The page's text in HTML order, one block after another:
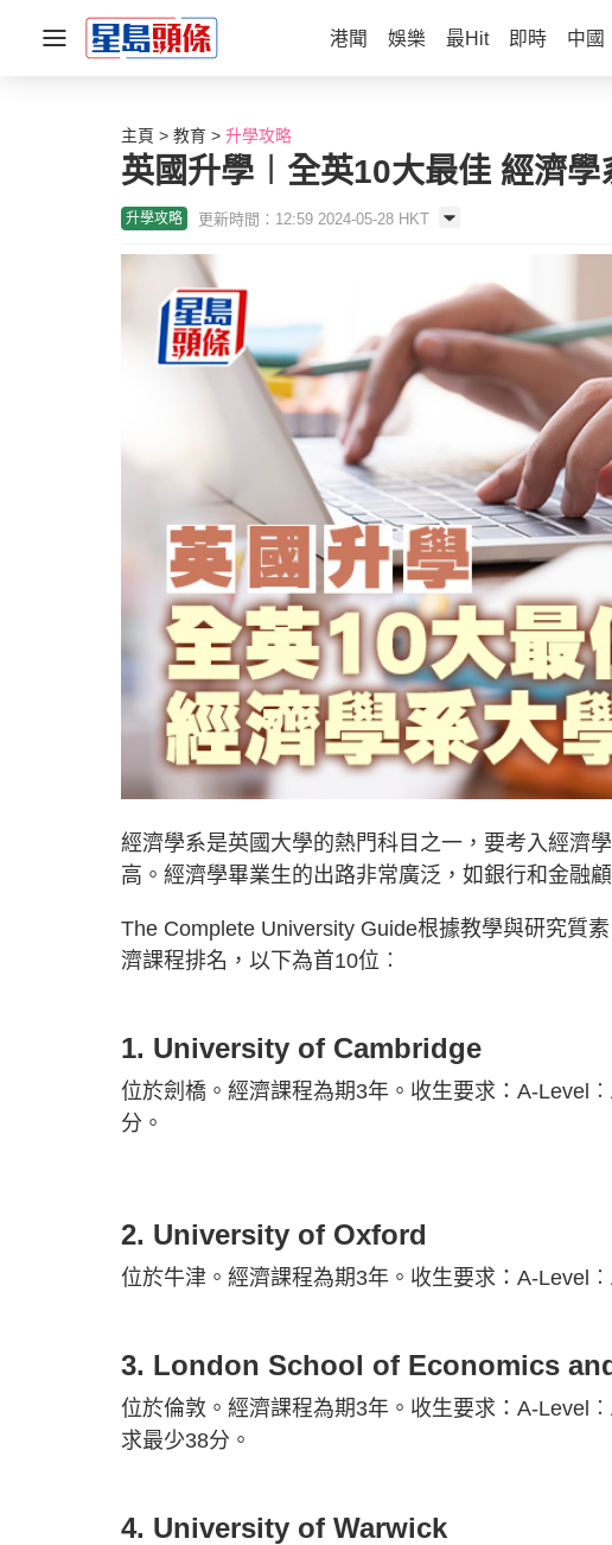
港聞 娛樂 最Hit 即時 中國
主頁 教育 升學攻略
英國升學︱全英10大最佳 經濟學
升學攻略 更新時間：12:59 2024-05-28 HKT
經濟學系是英國大學的熱門科目之一，要考入經濟
高。經濟學畢業生的出路非常廣泛，如銀行和金融顧
The Complete University Guide根據教學與研究質
濟課程排名，以下為首10位︰
1. University of Cambridge
位於劍橋。經濟課程為期3年。收生要求：A-
分。
2. University of Oxford
位於牛津。經濟課程為期3年。收生要求：A-
3. London School of Economics
位於倫敦。經濟課程為期3年。收生要求：A-
求最少38分。
4. University of Warwick